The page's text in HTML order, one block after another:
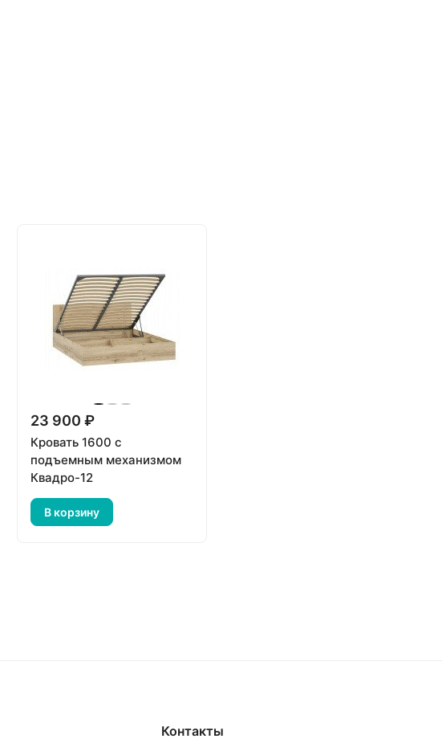
23 900 ₽
Кровать 1600 с
подъемным механизмом
Квадро-12
В корзину
Контакты